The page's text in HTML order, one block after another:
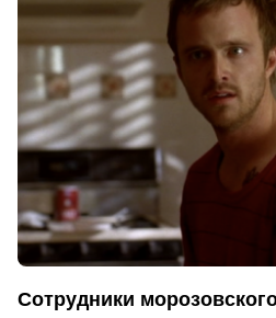
Сотрудники